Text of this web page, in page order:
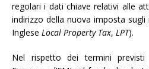
regolari i dati chiave relativi alle
indirizzo della nuova imposta
Inglese Local Property Tax, LPT).
Nel rispetto dei termini previsti